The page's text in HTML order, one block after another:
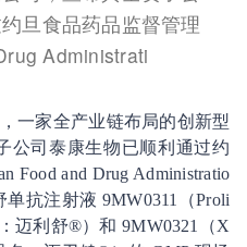
旦食品药品监督管理
Administrati
家全产业链布局的创新型
公司泰康生物已顺利通过约
Food and Drug Administratio
单抗注射液 9MW0311（Proli
迈利舒®）和 9MW0321（X